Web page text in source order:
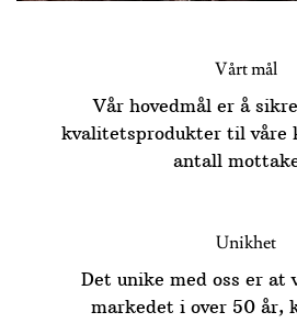
Vårt mål
Vår hovedmål er å
kvalitetsprodukter til våre
antall
Unikhet
Det unike med oss ​​er at
markedet i over 50 år,